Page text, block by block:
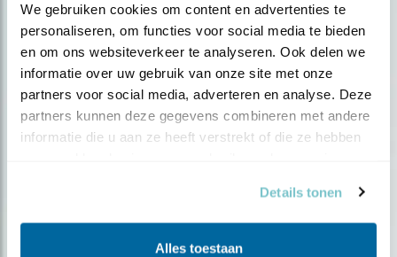
We gebruiken cookies om content en advertenties te
personaliseren, om functies voor social media te bieden
en om ons websiteverkeer te analyseren. Ook delen we
informatie over uw gebruik van onze site met onze
partners voor social media, adverteren en analyse. Deze
partners kunnen deze gegevens combineren met andere
informatie die u aan ze heeft verstrekt of die ze hebben
Details tonen
Alles toestaan